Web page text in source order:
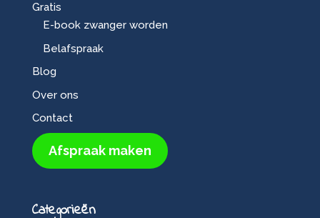
Gratis
E-book zwanger worden
Belafspraak
Blog
Over ons
Contact
Afspraak maken
Categorieën